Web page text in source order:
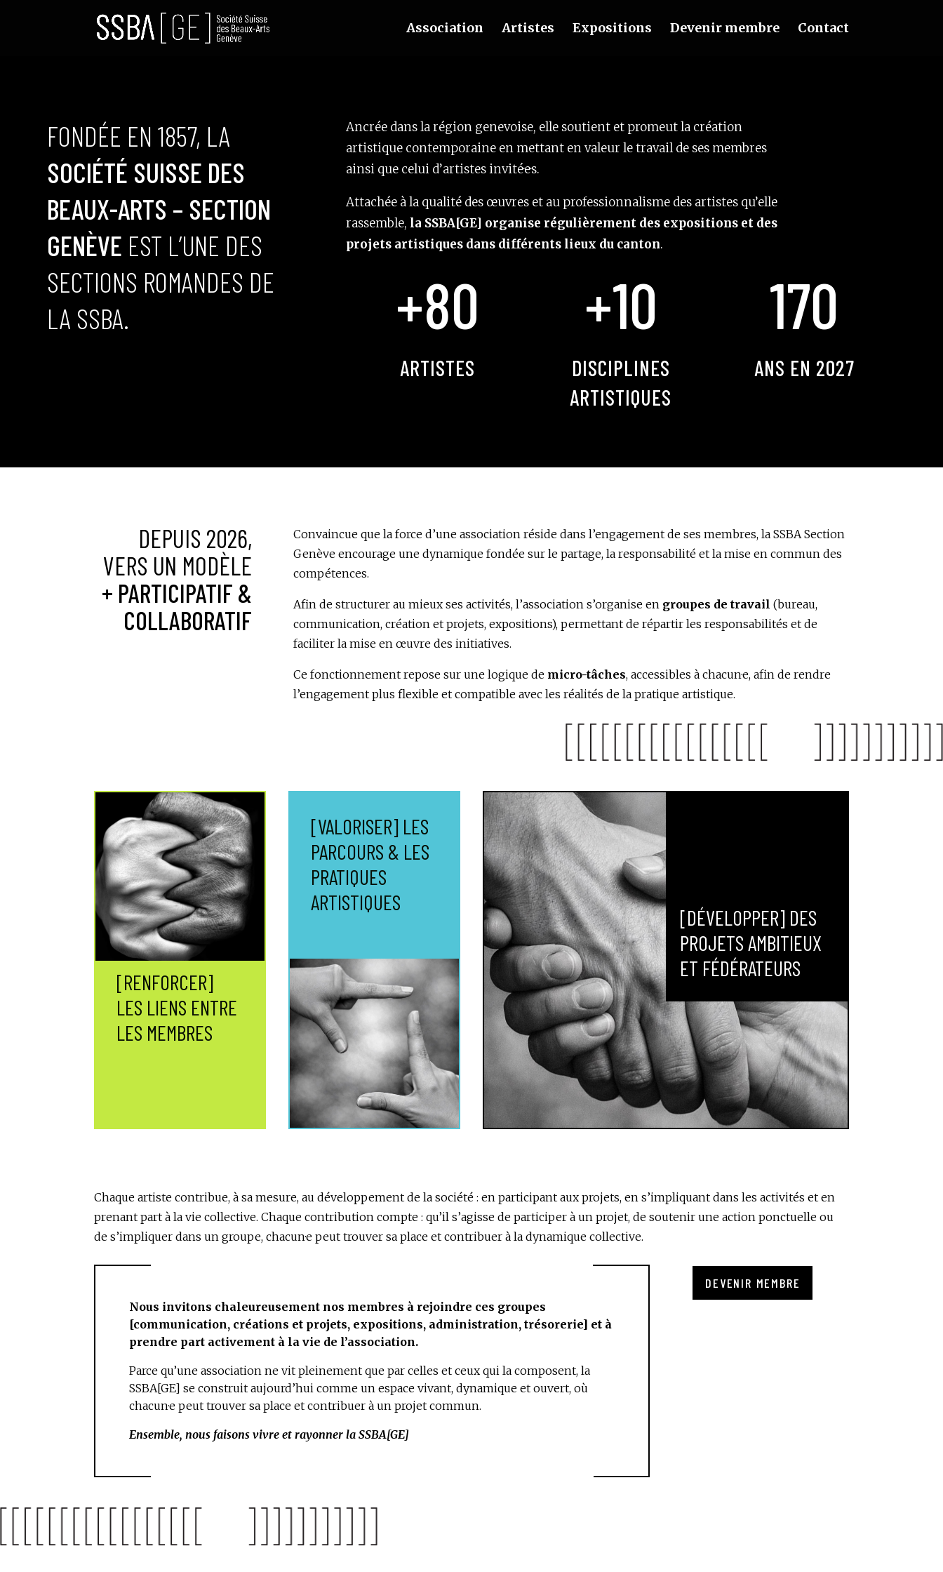
Association Artistes Expositions Devenir membre Contact
FONDÉE EN 1857, LA
SOCIÉTÉ SUISSE DES
BEAUX-ARTS – SECTION
GENÈVE EST L’UNE DES
SECTIONS ROMANDES DE
LA SSBA.
Ancrée dans la région genevoise, elle soutient et promeut la création
artistique contemporaine en mettant en valeur le travail de ses membres
ainsi que celui d’artistes invité·e·s.
Attachée à la qualité des œuvres et au professionnalisme des artistes qu’elle
rassemble, la SSBA[GE] organise régulièrement des expositions et des
projets artistiques dans différents lieux du canton.
+80
ARTISTES
+10
DISCIPLINES
ARTISTIQUES
170
ANS EN 2027
DEPUIS 2026,
VERS UN MODÈLE
+ PARTICIPATIF &
COLLABORATIF
Convaincue que la force d’une association réside dans l’engagement de ses membres, la SSBA Section
Genève encourage une dynamique fondée sur le partage, la responsabilité et la mise en commun des
compétences.
Afin de structurer au mieux ses activités, l’association s’organise en groupes de travail (bureau,
communication, création et projets, expositions), permettant de répartir les responsabilités et de
faciliter la mise en œuvre des initiatives.
Ce fonctionnement repose sur une logique de micro-tâches, accessibles à chacun·e, afin de rendre
l’engagement plus flexible et compatible avec les réalités de la pratique artistique.
[RENFORCER]
LES LIENS ENTRE
LES MEMBRES
[VALORISER] LES
PARCOURS & LES
PRATIQUES
ARTISTIQUES
[DÉVELOPPER] DES
PROJETS AMBITIEUX
ET FÉDÉRATEURS
Chaque artiste contribue, à sa mesure, au développement de la société : en participant aux projets, en s’impliquant dans les activités et en
prenant part à la vie collective. Chaque contribution compte : qu’il s’agisse de participer à un projet, de soutenir une action ponctuelle ou
de s’impliquer dans un groupe, chacun·e peut trouver sa place et contribuer à la dynamique collective.
Nous invitons chaleureusement nos membres à rejoindre ces groupes
[communication, créations et projets, expositions, administration, trésorerie] et à
prendre part activement à la vie de l’association.
Parce qu’une association ne vit pleinement que par celles et ceux qui la composent, la
SSBA[GE] se construit aujourd’hui comme un espace vivant, dynamique et ouvert, où
chacun·e peut trouver sa place et contribuer à un projet commun.
Ensemble, nous faisons vivre et rayonner la SSBA[GE]
DEVENIR MEMBRE